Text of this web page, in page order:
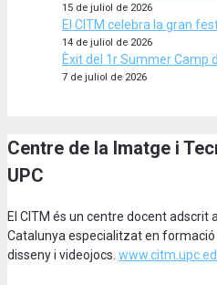
15 de juliol de 2026
El CITM celebra la gran
14 de juliol de 2026
Èxit del 1r Summer Camp
7 de juliol de 2026
Centre de la Imatge i
UPC
El CITM és un centre docent adscrit
Catalunya especialitzat en
disseny i videojocs.